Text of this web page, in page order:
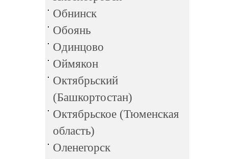
Обнинск
Обоянь
Одинцово
Оймякон
Октябрьский
(Башкортостан)
Октябрьское (Тюменская
область)
Оленегорск